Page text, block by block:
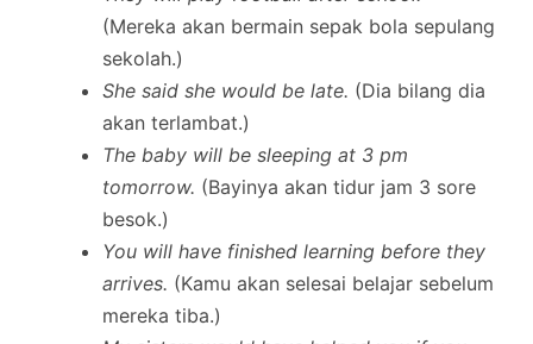
(Mereka akan bermain sepak bola sepulang
sekolah.)
She said she would be late. (Dia bilang dia
akan terlambat.)
The baby will be sleeping at 3 pm
tomorrow. (Bayinya akan tidur jam 3 sore
besok.)
You will have finished learning before they
arrives. (Kamu akan selesai belajar sebelum
mereka tiba.)